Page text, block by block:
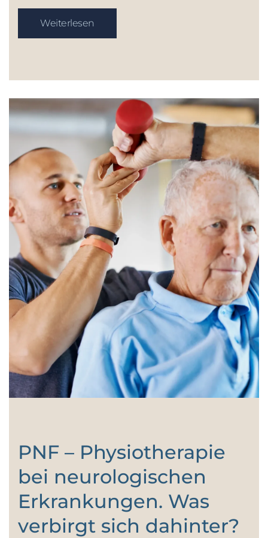
Weiterlesen
PNF – Physiotherapie
bei neurologischen
Erkrankungen. Was
verbirgt sich dahinter?